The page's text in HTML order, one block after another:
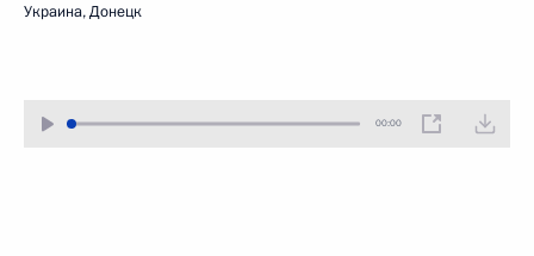
Украина, Донецк
00:00